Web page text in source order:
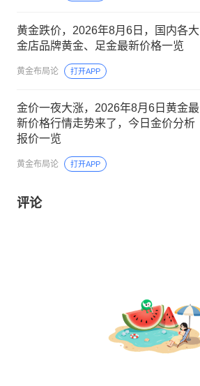
黄金跌价，2026年8月6日，国内各大
金店品牌黄金、足金最新价格一览
黄金布局论 打开APP
金价一夜大涨，2026年8月6日黄金最
新价格行情走势来了，今日金价分析
报价一览
黄金布局论 打开APP
评论